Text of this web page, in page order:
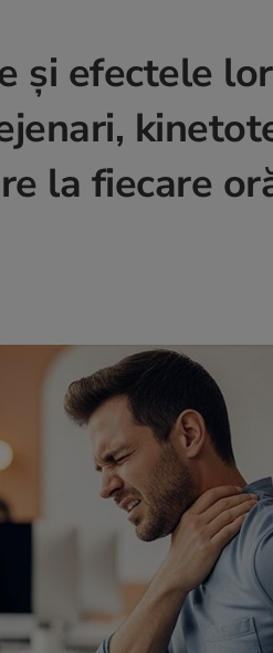
și efectele
la fiecare